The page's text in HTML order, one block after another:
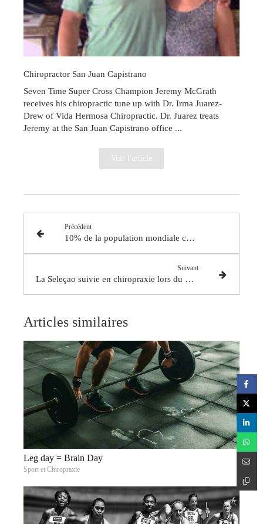
Chiropractor San Juan Capistrano
Seven Time Super Cross Champion Jeremy McGrath
receives his chiropractic tune up with Dr. Irma Juarez-
Drew of Vida Hermosa Chiropractic. Dr. Juarez treats
Jeremy at the San Juan Capistrano office ...
Voir l'article
Précédent
10% de la population mondiale concernée par le mal de dos
Suivant
La Seleçao suivie en chiropraxie lors du mondial 2014
Articles similaires
Leg day = Brain Day
Sport et Chiropraxie